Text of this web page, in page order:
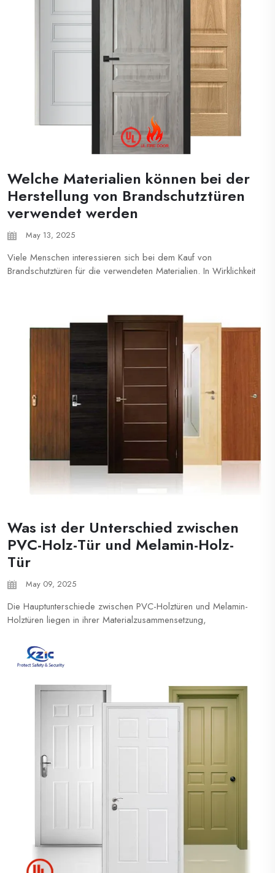
Welche Materialien können bei der
Herstellung von Brandschutztüren
verwendet werden
May 13, 2025
Viele Menschen interessieren sich bei dem Kauf von
Brandschutztüren für die verwendeten Materialien. In Wirklichkeit
auf die Anforderungen bei der Materialauswahl eingehen ...
Was ist der Unterschied zwischen
PVC-Holz-Tür und Melamin-Holz-
Tür
May 09, 2025
Die Hauptunterschiede zwischen PVC-Holztüren und Melamin-
Holztüren liegen in ihrer Materialzusammensetzung,
ein detaillierter Vergleich: 1. Material & Konstruktion &...